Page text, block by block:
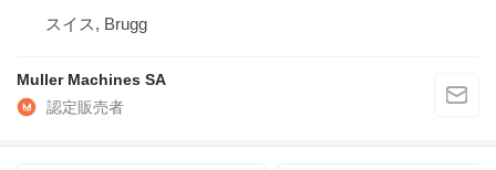
スイス, Brugg
Muller Machines SA